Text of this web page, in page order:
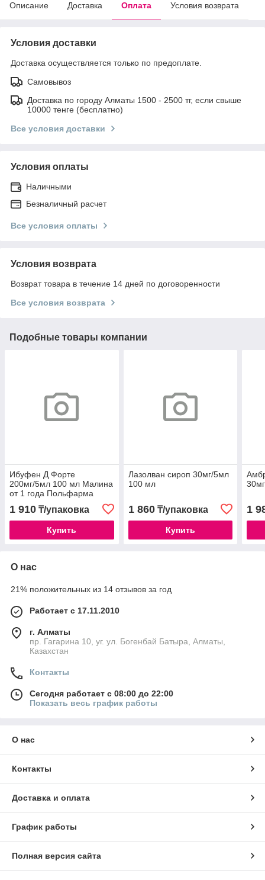
Описание Доставка Оплата Условия возврата
Условия доставки
Доставка осуществляется только по предоплате.
Самовывоз
Доставка по городу Алматы 1500 - 2500 тг, если свыше
10000 тенге (бесплатно)
Все условия доставки
Условия оплаты
Наличными
Безналичный расчет
Все условия оплаты
Условия возврата
Возврат товара в течение 14 дней по договоренности
Все условия возврата
Подобные товары компании
Ибуфен Д Форте
200мг/5мл 100 мл Малина
от 1 года Польфарма
1 910 ₸/упаковка
Купить
Лазолван сироп 30мг/5мл
100 мл
1 860₸/упаковка
Купить
1
О нас
21% положительных из 14 отзывов за год
Работает с 17.11.2010
г. Алматы
пр. Гагарина 10, уг. ул. Богенбай Батыра, Алматы,
Казахстан
Контакты
Сегодня работает с 08:00 до 22:00
Показать весь график работы
О нас
Контакты
Доставка и оплата
График работы
Полная версия сайта